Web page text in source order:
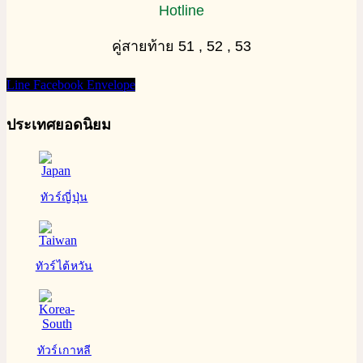
Hotline
คู่สายท้าย 51 , 52 , 53
Line Facebook Envelope
ประเทศยอดนิยม
ทัวร์ญี่ปุ่น
ทัวร์ไต้หวัน
ทัวร์เกาหลี